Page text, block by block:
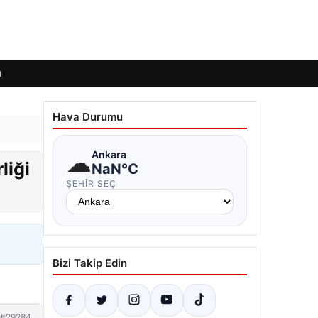
Hava Durumu
☁Ankara
NaN°C
ŞEHIR SEÇ
Bizi Takip Edin